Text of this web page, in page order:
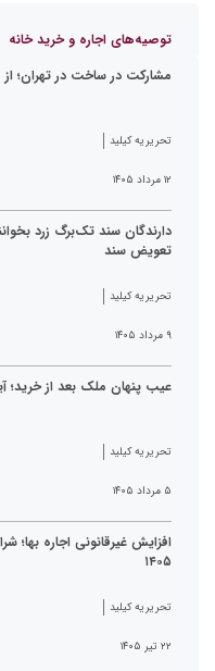
توصیه‌های اجاره و خرید خانه
مشارکت در ساخت در تهران؛ از فرمول ۴۰-۶۰ تا
تحریریه کیلید
۱۲ مرداد ۱۴۰۵
دارندگان سند تک‌برگ زرد
تعویض سند
تحریریه کیلید
۹ مرداد ۱۴۰۵
عیب پنهان ملک بعد از خرید؛
تحریریه کیلید
۵ مرداد ۱۴۰۵
افزایش غیرقانونی اجاره
۱۴۰۵
تحریریه کیلید
۲۲ تیر ۱۴۰۵